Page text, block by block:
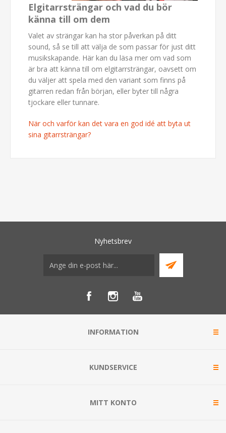
Elgitarrsträngar och vad du bör
känna till om dem
Valet av strängar kan ha stor påverkan på ditt
sound, så se till att välja de som passar för just ditt
musikskapande. Här kan du läsa mer om vad som
är bra att känna till om elgitarrsträngar, oavsett om
du väljer att spela med den variant som finns på
gitarren redan från början, eller byter till några
tjockare eller tunnare.
När och varför kan det vara en god idé att byta ut
sina gitarrsträngar?
Nyhetsbrev
INFORMATION
KUNDSERVICE
MITT KONTO